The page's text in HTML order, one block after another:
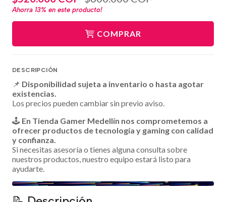
Ahorra 13% en este producto!
COMPRAR
DESCRIPCIÓN
📌 Disponibilidad sujeta a inventario o hasta agotar
existencias.
Los precios pueden cambiar sin previo aviso.
🕹️ En Tienda Gamer Medellín nos comprometemos a
ofrecer productos de tecnología y gaming con calidad
y confianza.
Si necesitas asesoría o tienes alguna consulta sobre
nuestros productos, nuestro equipo estará listo para
ayudarte.